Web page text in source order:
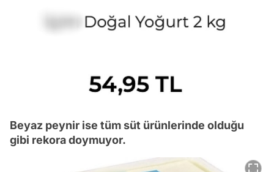
Beyaz peynir ise tüm süt ürünlerinde olduğu
gibi rekora doymuyor.